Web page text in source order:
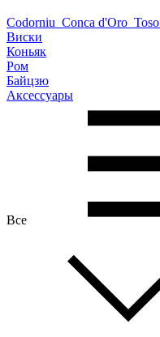
Codorniu Conca d'Oro Toso
Виски
Коньяк
Ром
Байцзю
Аксессуары
Все